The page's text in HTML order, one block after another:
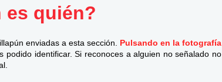
es quién?
enviadas a esta sección. Pulsando en la fotografía
identificar. Si reconoces a alguien no señalado no